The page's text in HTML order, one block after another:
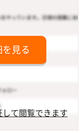
見る
て閲覧できます